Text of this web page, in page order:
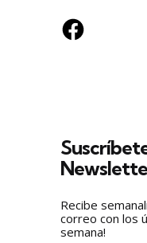
Facebook
Recibe
correo con los
semana!